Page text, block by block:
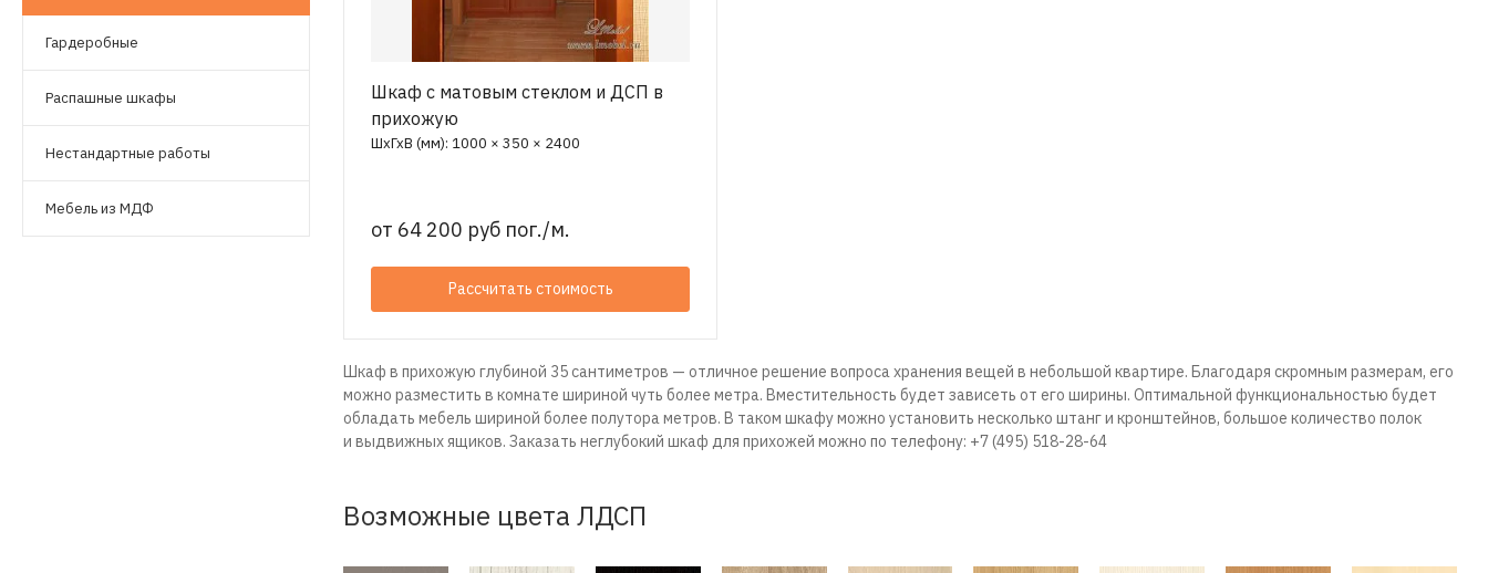
Гардеробные
Распашные шкафы
Нестандартные работы
Мебель из МДФ
Шкаф с матовым стеклом и ДСП в
прихожую
ШхГхВ (мм): 1000 × 350 × 2400
от 64 200 руб пог./м.
Рассчитать стоимость
Шкаф в прихожую глубиной 35 сантиметров — отличное решение вопроса хранения вещей в небольшой квартире. Благодаря скромным размерам, его
можно разместить в комнате шириной чуть более метра. Вместительность будет зависеть от его ширины. Оптимальной функциональностью будет
обладать мебель шириной более полутора метров. В таком шкафу можно установить несколько штанг и кронштейнов, большое количество полок
и выдвижных ящиков. Заказать неглубокий шкаф для прихожей можно по телефону: +7 (495) 518-28-64
Возможные цвета ЛДСП